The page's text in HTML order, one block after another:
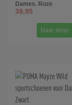
Dames, Roze
38,95
Naar shop